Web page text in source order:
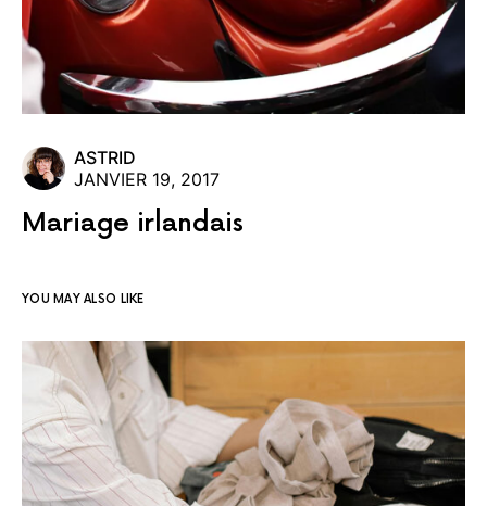
ASTRID
JANVIER 19, 2017
Mariage irlandais
YOU MAY ALSO LIKE